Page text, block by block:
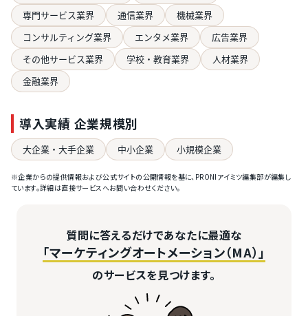
専門サービス業界
通信業界
機械業界
コンサルティング業界
エンタメ業界
広告業界
その他サービス業界
学校・教育業界
人材業界
金融業界
導入実績 企業規模別
大企業・大手企業 中小企業 小規模企業
※企業からの提供情報および公式サイトの公開情報を基に、PRONIアイミツ編集部が編集し
ています。詳細は直接サービスへお問い合わせください。
質問に答えるだけであなたに最適な
「マーケティングオートメーション（MA）」
のサービスを見つけます。